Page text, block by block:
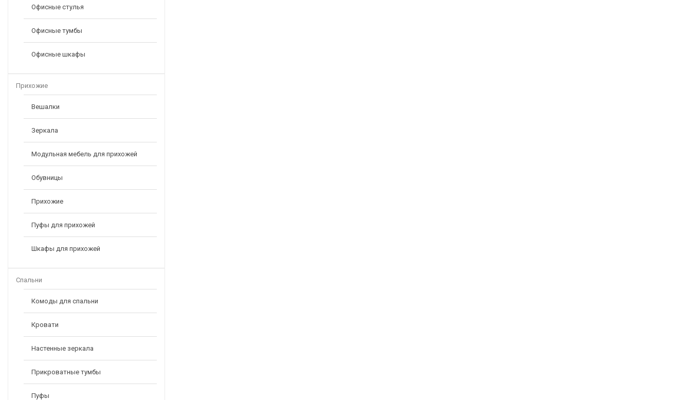
Офисные стулья
Офисные тумбы
Офисные шкафы
Прихожие
Вешалки
Зеркала
Модульная мебель для прихожей
Обувницы
Прихожие
Пуфы для прихожей
Шкафы для прихожей
Спальни
Комоды для спальни
Кровати
Настенные зеркала
Прикроватные тумбы
Пуфы